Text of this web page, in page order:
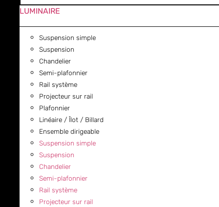
LUMINAIRE
Suspension simple
Suspension
Chandelier
Semi-plafonnier
Rail système
Projecteur sur rail
Plafonnier
Linéaire / Îlot / Billard
Ensemble dirigeable
Suspension simple
Suspension
Chandelier
Semi-plafonnier
Rail système
Projecteur sur rail